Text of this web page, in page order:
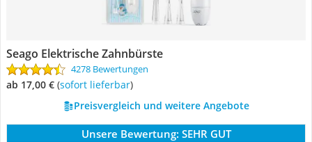
Seago Elektrische Zahnbürste
4278 Bewertungen
ab 17,00 € ( Sofort lieferbar)
Preisvergleich und weitere Angebote
Unsere Bewertung: SEHR GUT